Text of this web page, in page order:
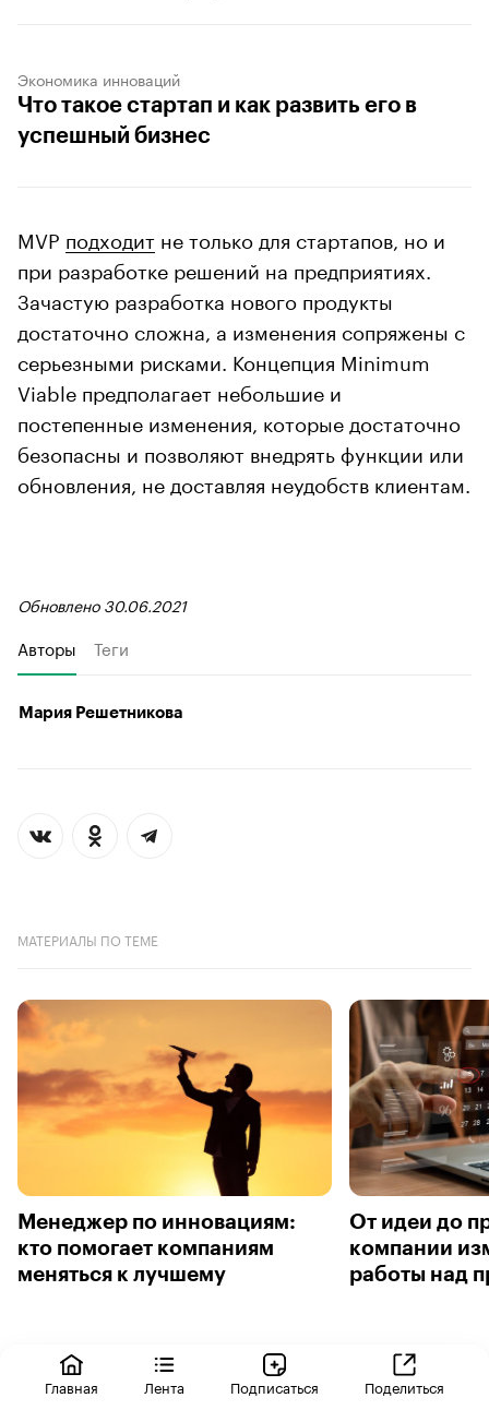
Экономика инноваций
Что такое стартап и как развить его в
успешный бизнес
MVP подходит не только для стартапов, но и
при разработке решений на предприятиях.
Зачастую разработка нового продукты
достаточно сложна, а изменения сопряжены с
серьезными рисками. Концепция Minimum
Viable предполагает небольшие и
постепенные изменения, которые достаточно
безопасны и позволяют внедрять функции или
обновления, не доставляя неудобств клиентам.
Обновлено 30.06.2021
Авторы Теги
Мария Решетникова
МАТЕРИАЛЫ ПО ТЕМЕ
Менеджер по инновациям:
кто помогает компаниям
меняться к лучшему
От идеи до
компании
работы над
Помогите нам стать лучше
Главная Лента Подписаться Поделиться